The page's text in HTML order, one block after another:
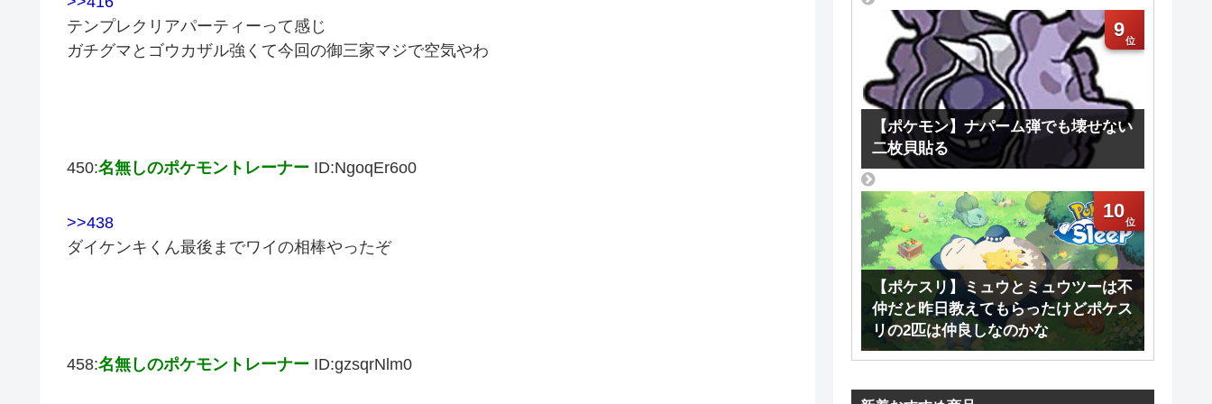
テンプレクリアパーティーって感じ
ガチグマとゴウカザル強くて今回の御三家マジで空気やわ
450:名無しのポケモントレーナー ID:NgoqEr6o0
>>438
ダイケンキくん最後までワイの相棒やったぞ
458:名無しのポケモントレーナー ID:gzsqrNlm0
9
【ポケモン】ナパーム弾でも壊せない
二枚貝貼る
10
【ポケスリ】ミュウとミュウツーは不
仲だと昨日教えてもらったけどポケス
リの2匹は仲良しなのかな